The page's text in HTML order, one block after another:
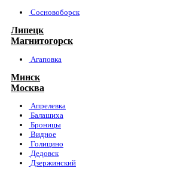
Сосновоборск
Липецк
Магнитогорск
Агаповка
Минск
Москва
Апрелевка
Балашиха
Броницы
Видное
Голицино
Дедовск
Дзержинский